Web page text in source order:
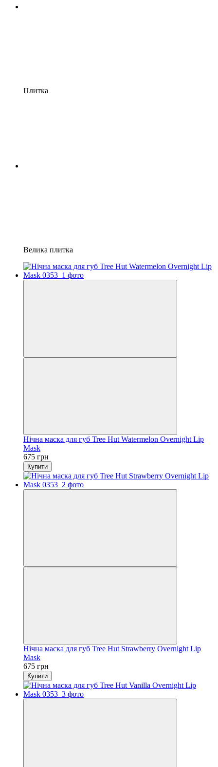
Плитка
Велика плитка
Нічна маска для губ Tree Hut Watermelon Overnight Lip
Mask
675 грн
Купити
Нічна маска для губ Tree Hut Strawberry Overnight Lip
Mask
675 грн
Купити